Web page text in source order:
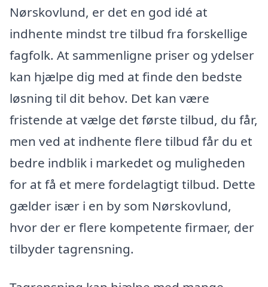
Nørskovlund, er det en god idé at
indhente mindst tre tilbud fra forskellige
fagfolk. At sammenligne priser og ydelser
kan hjælpe dig med at finde den bedste
løsning til dit behov. Det kan være
fristende at vælge det første tilbud, du får,
men ved at indhente flere tilbud får du et
bedre indblik i markedet og muligheden
for at få et mere fordelagtigt tilbud. Dette
gælder især i en by som Nørskovlund,
hvor der er flere kompetente firmaer, der
tilbyder tagrensning.